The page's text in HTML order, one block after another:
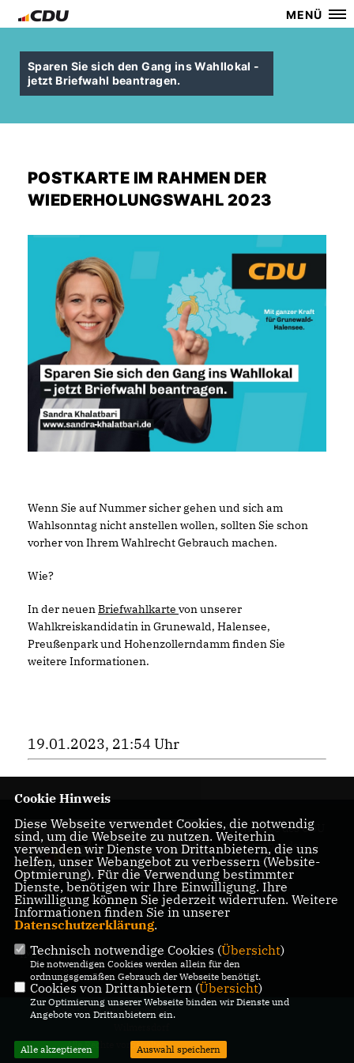
MENÜ
Sparen Sie sich den Gang ins Wahllokal -
jetzt Briefwahl beantragen.
POSTKARTE IM RAHMEN DER
WIEDERHOLUNGSWAHL 2023
Wenn Sie auf Nummer sicher gehen und sich am
Wahlsonntag nicht anstellen wollen, sollten Sie schon
vorher von Ihrem Wahlrecht Gebrauch machen.
Wie?
In der neuenBriefwahlkarte von unserer
Wahlkreiskandidatin in Grunewald, Halensee,
Preußenpark und Hohenzollerndamm finden Sie
weitere Informationen.
19.01.2023, 21:54 Uhr
Homepage des CDU
Kreisverbandes
Charlottenburg-
Wilmersdorf
IMPRESSUM DATENSCHUTZ KONTAKT
@2026 CDU Charlottenburg-
Alle Rechte vorbehalten.
Cookie Hinweis
Diese Webseite verwendet Cookies, die notwendig
sind, um die Webseite zu nutzen. Weiterhin
verwenden wir Dienste von Drittanbietern, die uns
helfen, unser Webangebot zu verbessern (Website-
Optmierung). Für die Verwendung bestimmter
Dienste, benötigen wir Ihre Einwilligung. Ihre
Einwilligung können Sie jederzeit widerrufen. Weitere
Informationen finden Sie in unserer
Datenschutzerklärung.
Technisch notwendige Cookies (Übersicht)
Die notwendigen Cookies werden allein für den
ordnungsgemäßen Gebrauch der Webseite benötigt.
Cookies von Drittanbietern (Übersicht)
Zur Optimierung unserer Webseite binden wir Dienste und
Angebote von Drittanbietern ein.
Alle akzeptieren Auswahl speichern